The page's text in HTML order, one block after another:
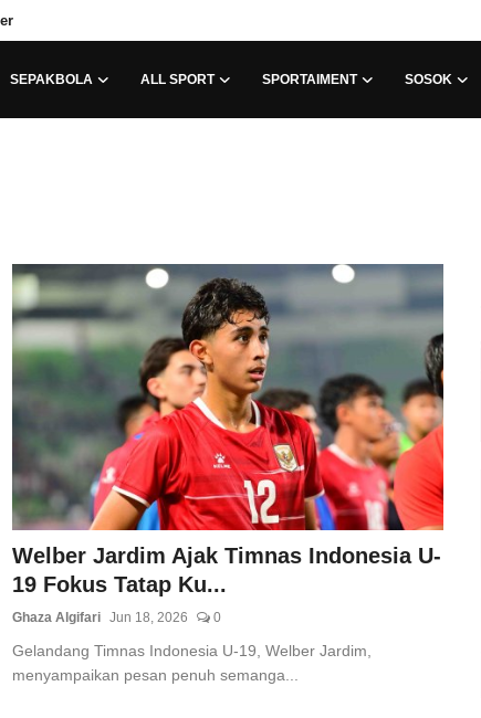
SEPAKBOLA ALL SPORT SPORTAIMENT SOSOK
Welber Jardim Ajak Timnas Indonesia U-
19 Fokus Tatap Ku...
Ghaza Algifari Jun 18, 2026 0
Gelandang Timnas Indonesia U-19, Welber Jardim,
menyampaikan pesan penuh semanga...